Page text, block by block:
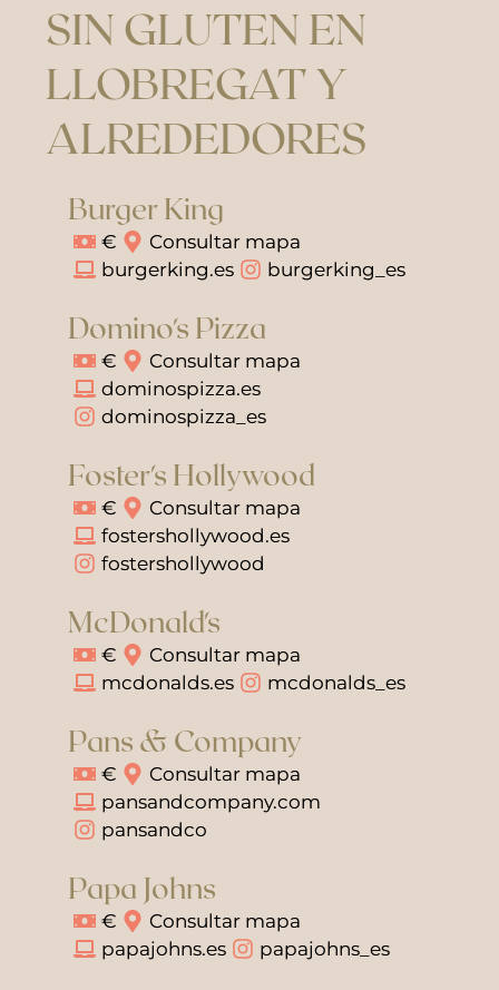
SIN GLUTEN EN
LLOBREGAT Y
ALREDEDORES
Burger King
€
Consultar mapa
burgerking.es
burgerking_es
Domino's Pizza
€
Consultar mapa
dominospizza.es
dominospizza_es
Foster's Hollywood
€
Consultar mapa
fostershollywood.es
fostershollywood
McDonald's
€
Consultar mapa
mcdonalds.es
mcdonalds_es
Pans & Company
€
Consultar mapa
pansandcompany.com
pansandco
Papa Johns
€
Consultar mapa
papajohns.es
papajohns_es